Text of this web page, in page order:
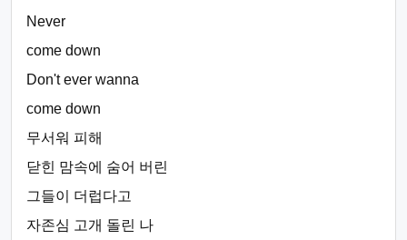
Never
come down
Don't ever wanna
come down
무서워 피해
닫힌 맘속에 숨어 버린
그들이 더럽다고
자존심 고개 돌린 나